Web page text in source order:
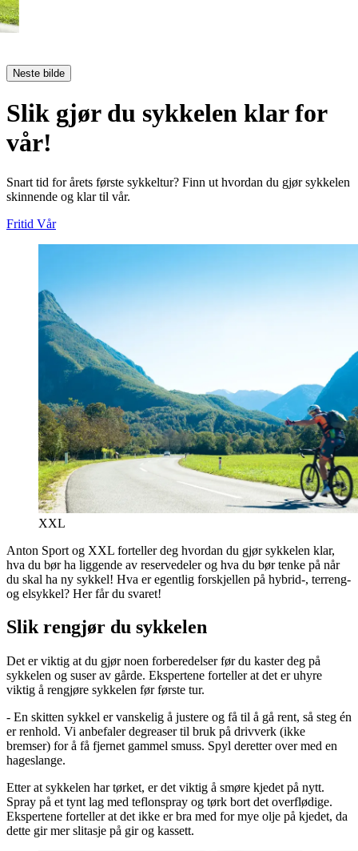
Neste bilde
Slik gjør du sykkelen klar for
vår!
Snart tid for årets første sykkeltur? Finn ut hvordan du gjør sykkelen
skinnende og klar til vår.
Fritid Vår
XXL
Anton Sport og XXL forteller deg hvordan du gjør sykkelen klar,
hva du bør ha liggende av reservedeler og hva du bør tenke på når
du skal ha ny sykkel! Hva er egentlig forskjellen på hybrid-, terreng-
og elsykkel? Her får du svaret!
Slik rengjør du sykkelen
Det er viktig at du gjør noen forberedelser før du kaster deg på
sykkelen og suser av gårde. Ekspertene forteller at det er uhyre
viktig å rengjøre sykkelen før første tur.
- En skitten sykkel er vanskelig å justere og få til å gå rent, så steg én
er renhold. Vi anbefaler degreaser til bruk på drivverk (ikke
bremser) for å få fjernet gammel smuss. Spyl deretter over med en
hageslange.
Etter at sykkelen har tørket, er det viktig å smøre kjedet på nytt.
Spray på et tynt lag med teflonspray og tørk bort det overflødige.
Ekspertene forteller at det ikke er bra med for mye olje på kjedet, da
dette gir mer slitasje på gir og kassett.